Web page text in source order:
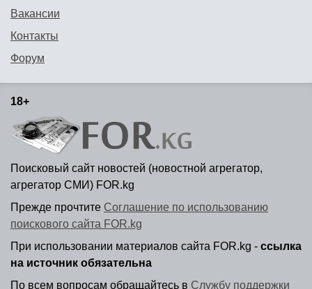
Вакансии
Контакты
Форум
18+
Поисковый сайт новостей (новостной агрегатор,
агрегатор СМИ) FOR.kg
Прежде прочтите Соглашение по использованию
поискового сайта FOR.kg
При использовании материалов сайта FOR.kg - ссылка
на источник обязательна
По всем вопросам обращайтесь в Службу поддержки